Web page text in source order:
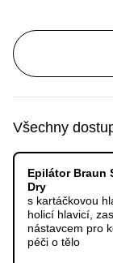
Všechny
Epilátor Braun
Dry
s kartáčkovou
holicí hlavicí,
nástavcem pro
péči o tělo